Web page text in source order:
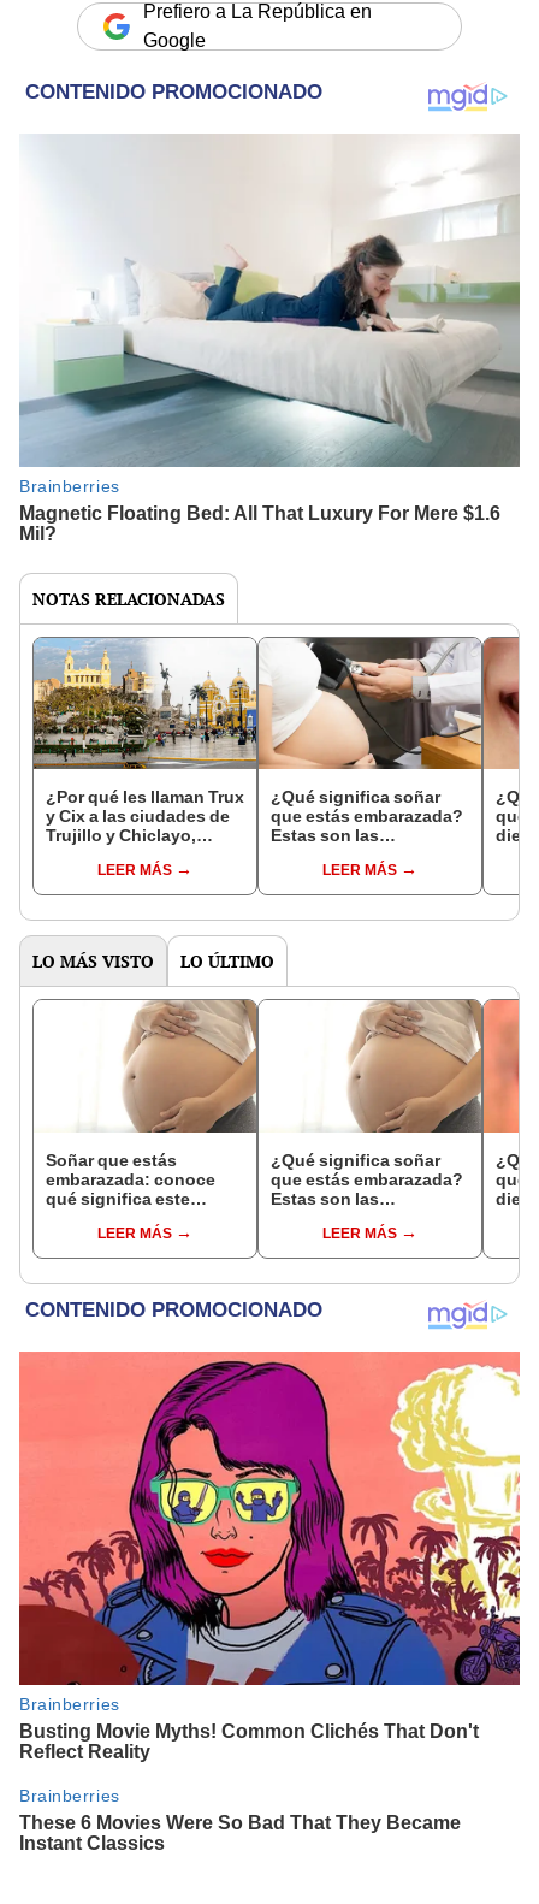
Prefiero a La República en
Google
NOTAS RELACIONADAS
¿Por qué les llaman Trux
y Cix a las ciudades de
Trujillo y Chiclayo,
LEER MÁS
¿Qué significa soñar
que estás embarazada?
Estas son las
comunesLEER MÁS
que
LO MÁS VISTO LO ÚLTIMO
Soñar que estás
embarazada: conoce
qué significa este
LEER MÁS
¿Qué significa soñar
que estás embarazada?
Estas son las
comunesLEER MÁS
que